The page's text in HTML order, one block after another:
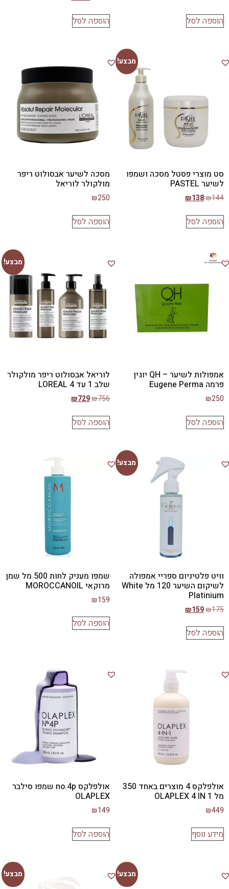
הוספה לסל הוספה לסל
מבצע!
סט מוצרי פסטל מסכה ושמפו
לשיער PASTEL
₪144
₪138
הוספה לסל
מסכה לשיער אבסולוט ריפר
מולקולר לוריאל
₪250
הוספה לסל
אמפולות לשיער – QH יוגין
פרמה Eugene Perma
₪250
הוספה לסל
מבצע!
לוריאל אבסולוט ריפר מולקולר
שלב 1 עד 4 LOREAL
₪756
₪729
הוספה לסל
מבצע!
וויט פלטיניום ספריי אמפולה
לשיקום השיער 120 מל White
Platinium
₪175
₪159
הוספה לסל
שמפו מעניק לחות 500 מל שמן
מרוקאי MOROCCANOIL
₪159
הוספה לסל
אולפלקס 4 מוצרים באחד 350
מל OLAPLEX 4 IN 1
₪449
מידע נוסף
אולפלקס no.4p שמפו סילבר
OLAPLEX
₪149
הוספה לסל
מבצע! מבצע!